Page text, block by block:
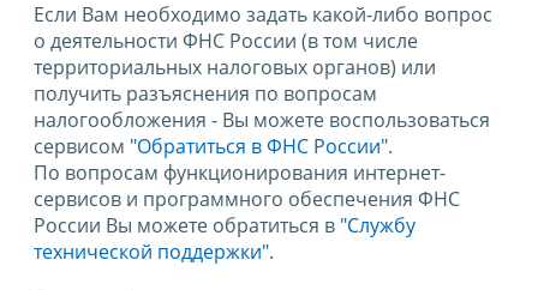
Если Вам необходимо задать какой-либо вопрос
о деятельности ФНС России (в том числе
территориальных налоговых органов) или
получить разъяснения по вопросам
налогообложения - Вы можете воспользоваться
сервисом "Обратиться в ФНС России".
По вопросам функционирования интернет-
сервисов и программного обеспечения ФНС
России Вы можете обратиться в "Службу
технической поддержки".